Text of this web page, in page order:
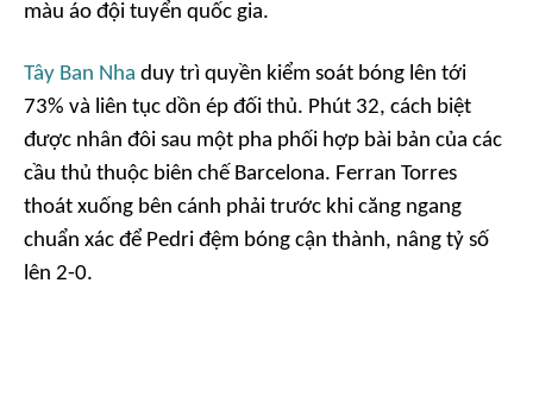
màu áo đội tuyển quốc gia.
Tây Ban Nha duy trì quyền kiểm soát bóng lên tới
73% và liên tục dồn ép đối thủ. Phút 32, cách biệt
được nhân đôi sau một pha phối hợp bài bản của các
cầu thủ thuộc biên chế Barcelona. Ferran Torres
thoát xuống bên cánh phải trước khi căng ngang
chuẩn xác để Pedri đệm bóng cận thành, nâng tỷ số
lên 2-0.